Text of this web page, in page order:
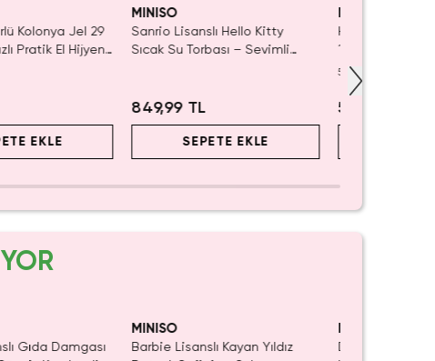
Kolonya Jel 29
Pratik El Hijyen
EKLE
MINISO
Sanrio Lisanslı Hello Kitty
Sıcak Su Torbası – Sevimli
849,99 TL
SEPETE EKLE
Hello Kitty
10’lu Paket –
Sevimli
5.0
54,99 TL
Gıda Damgası
MINISO
Barbie Lisanslı Kayan Yıldız
Disney Lisanslı